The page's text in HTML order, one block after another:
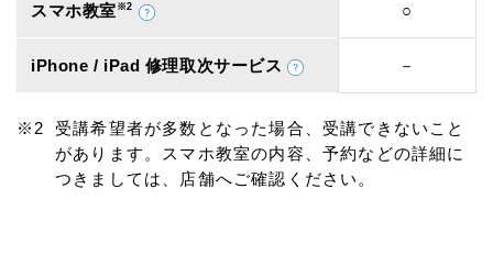
スマホ教室 ※2 ○
iPhone / iPad 修理取次サービス －
受講希望者が多数となった場合、受講できないこと
があります。スマホ教室の内容、予約などの詳細に
つきましては、店舗へご確認ください。